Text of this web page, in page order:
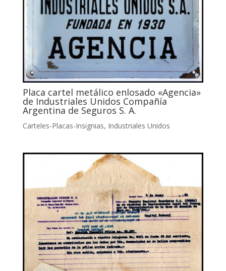
Placa cartel metálico enlosado «Agencia»
de Industriales Unidos Compañía
Argentina de Seguros S. A.
Carteles-Placas-Insignias, Industriales Unidos